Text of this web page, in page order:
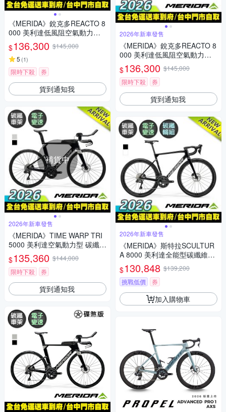
《MERIDA》銳克多REACTO 8
000 美利達低風阻空氣動力碳
纖跑車/公路車 無附踏板/SHIM
ANO電變/一體式把手/碳纖輪組
$136,300 $145,000
5 (1)
限時下殺 券
貨到通知我
補貨中
2026年新車發售
《MERIDA》TIME WARP TRI
5000 美利達空氣動力型 碳纖維
三鐵專用車 無附踏板/105電變/
三鐵/計時車/美利達2026
$135,360 $144,000
限時下殺
券
貨到通知我
2026年新車發售
《MERIDA》銳克多REACTO 8
000 美利達低風阻空氣動力碳
纖跑車/公路車 無附踏板/Ultegr
a電變/一體式把手/碳纖輪組/美
利達2026
$136,300 $145,000
限時下殺
券
貨到通知我
2026年新車發售
《MERIDA》斯特拉SCULTUR
A 8000 美利達全能型碳纖維碟
煞公路車 無附踏板/Ultegra無線
變速/公路車/自行車/美利達202
6
$130,848 $139,200
挑戰低價
券
加入購物車